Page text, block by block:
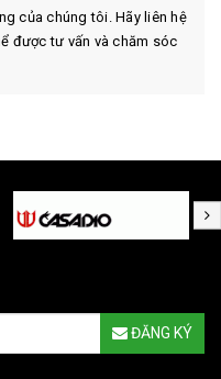
của chúng tôi. Hãy liên hệ
được tư vấn và chăm sóc
ĐĂNG KÝ